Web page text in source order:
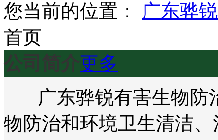
您当前的位置：
广东骅
首页
公司简介更多
广东骅锐有害生物防
物防治和环境卫生清洁